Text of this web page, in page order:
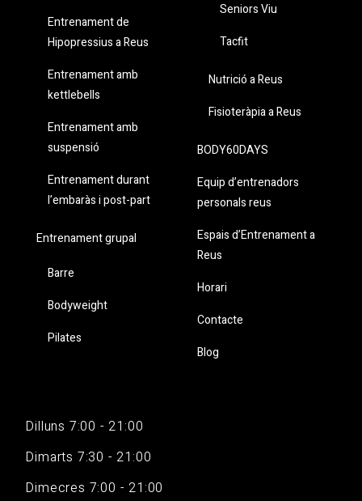
Entrenament de
Hipopressius a Reus
Entrenament amb
kettlebells
Entrenament amb
suspensió
Entrenament durant
l’embaràs i post-part
Entrenament grupal
Barre
Bodyweight
Pilates
Seniors Viu
Tacfit
Nutrició a Reus
Fisioteràpia a Reus
BODY60DAYS
Equip d’entrenadors
personals reus
Espais d’Entrenament a
Reus
Horari
Contacte
Blog
Dilluns 7:00 - 21:00
Dimarts 7:30 - 21:00
Dimecres 7:00 - 21:00